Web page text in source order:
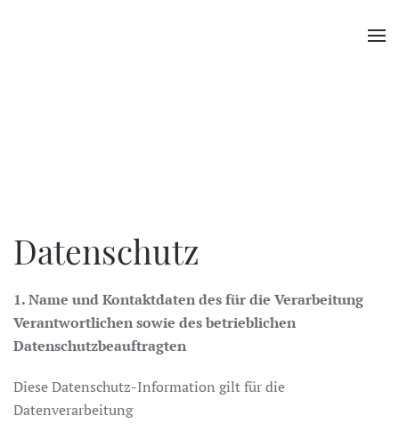
Datenschutz
1. Name und Kontaktdaten des für die Verarbeitung
Verantwortlichen sowie des betrieblichen
Datenschutzbeauftragten
Diese Datenschutz-Information gilt für die
Datenverarbeitung